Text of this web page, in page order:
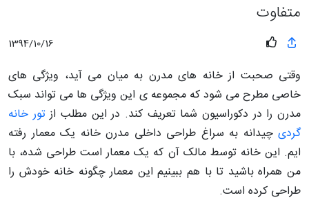
متفاوت
1394/10/16
وقتی صحبت از خانه های مدرن به میان می آید، ویژگی های
خاصی مطرح می شود که مجموعه ی این ویژگی ها می تواند سبک
مدرن را در دکوراسیون شما تعریف کند. در این مطلب ازتور خانه
گردی چیدانه به سراغ طراحی داخلی مدرن خانه یک معمار رفته
ایم. این خانه توسط مالک آن که یک معمار است طراحی شده، با
من همراه باشید تا با هم ببینیم این معمار چگونه خانه خودش را
طراحی کرده است.